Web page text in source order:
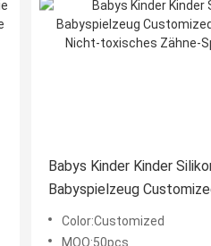
Babys Kinder Kinder
Babyspielzeug
Weiches Nicht-toxisches
Spielzeug
Color:Customized
MOQ:50pcs